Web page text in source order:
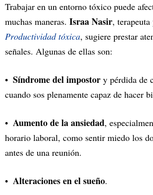
Trabajar en un entorno tóxico puede
muchas maneras. Israa Nasir,
Productividad tóxica, sugiere prestar
señales. Algunas de ellas son:
Síndrome del impostor y pérdida de
cuando sos plenamente capaz de hacer
Aumento de la ansiedad,
horario laboral, como sentir miedo los
antes de una reunión.
Alteraciones en el sueño.